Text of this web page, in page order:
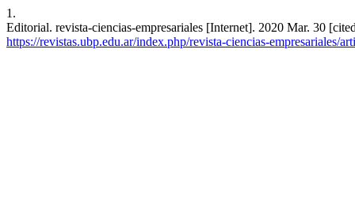
1.
Editorial. revista-ciencias-empresariales [Internet]. 2020 Mar. 30
https://revistas.ubp.edu.ar/index.php/revista-ciencias-empresariales/